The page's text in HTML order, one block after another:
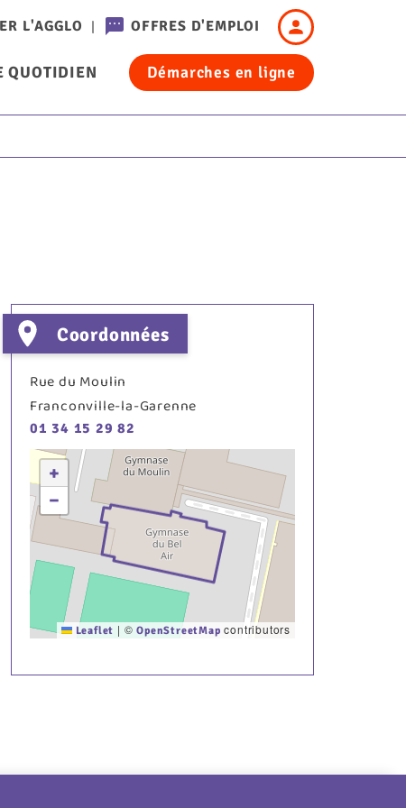
L'AGGLO OFFRES D'EMPLOI
Header
-
Connexion
QUOTIDIEN Démarches en ligne
Coordonnées
Rue du Moulin
Franconville-la-Garenne
01 34 15 29 82
+
−
Leaflet | ©OpenStreetMap contributors